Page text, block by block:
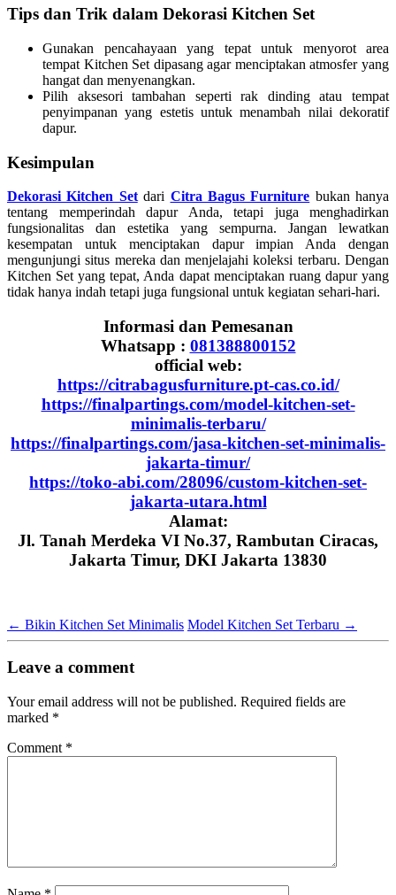
Tips dan Trik dalam Dekorasi Kitchen Set
Gunakan pencahayaan yang tepat untuk menyorot area
tempat Kitchen Set dipasang agar menciptakan atmosfer yang
hangat dan menyenangkan.
Pilih aksesori tambahan seperti rak dinding atau tempat
penyimpanan yang estetis untuk menambah nilai dekoratif
dapur.
Kesimpulan
Dekorasi Kitchen Setdari Citra Bagus Furniture bukan hanya
tentang memperindah dapur Anda, tetapi juga menghadirkan
fungsionalitas dan estetika yang sempurna. Jangan lewatkan
kesempatan untuk menciptakan dapur impian Anda dengan
mengunjungi situs mereka dan menjelajahi koleksi terbaru. Dengan
Kitchen Set yang tepat, Anda dapat menciptakan ruang dapur yang
tidak hanya indah tetapi juga fungsional untuk kegiatan sehari-hari.
Informasi dan Pemesanan
Whatsapp : 081388800152
official web:
https://citrabagusfurniture.pt-cas.co.id/
https://finalpartings.com/model-kitchen-set-
minimalis-terbaru/
https://finalpartings.com/jasa-kitchen-set-minimalis-
jakarta-timur/
https://toko-abi.com/28096/custom-kitchen-set-
jakarta-utara.html
Alamat:
Jl. Tanah Merdeka VI No.37, Rambutan Ciracas,
Jakarta Timur, DKI Jakarta 13830
← Bikin Kitchen Set Minimalis Model Kitchen Set Terbaru →
Leave a comment
Your email address will not be published. Required fields are
marked *
Comment *